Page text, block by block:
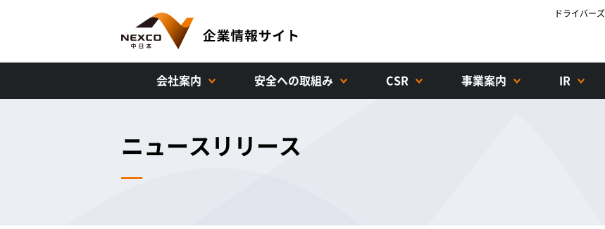
ドライバー
会社案内 安全への取組み CSR 事業案内 IR
ニュースリリース